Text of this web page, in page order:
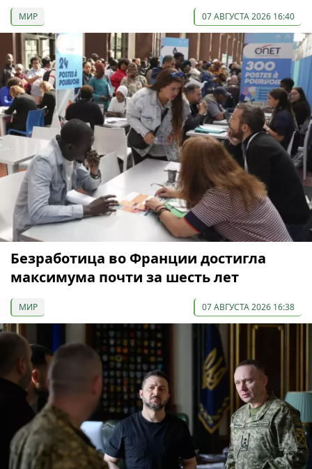
МИР 07 АВГУСТА 2026 16:40
Безработица во Франции достигла
максимума почти за шесть лет
МИР 07 АВГУСТА 2026 16:38